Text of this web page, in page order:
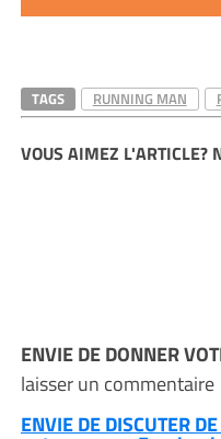
TAGS RUNNING MAN
VOUS AIMEZ L'ARTICLE?
ENVIE DE DONNER
laisser un commentaire
ENVIE DE DISCUTER